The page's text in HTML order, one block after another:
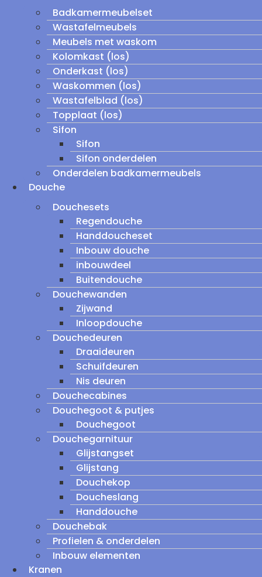
Badkamermeubelset
Wastafelmeubels
Meubels met waskom
Kolomkast (los)
Onderkast (los)
Waskommen (los)
Wastafelblad (los)
Topplaat (los)
Sifon
Sifon
Sifon onderdelen
Onderdelen badkamermeubels
Douche
Douchesets
Regendouche
Handdoucheset
Inbouw douche
inbouwdeel
Buitendouche
Douchewanden
Zijwand
Inloopdouche
Douchedeuren
Draaideuren
Schuifdeuren
Nis deuren
Douchecabines
Douchegoot & putjes
Douchegoot
Douchegarnituur
Glijstangset
Glijstang
Douchekop
Doucheslang
Handdouche
Douchebak
Profielen & onderdelen
Inbouw elementen
Kranen